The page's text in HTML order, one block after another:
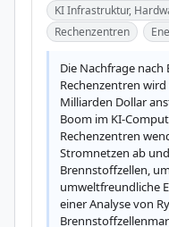
KI Infrastruktur,
Rechenzentren
Die Nachfrage
Rechenzentren
Milliarden Dollar
Boom im KI-
Rechenzentren
Stromnetzen ab
Brennstoffzellen,
umweltfreundliche
einer Analyse von